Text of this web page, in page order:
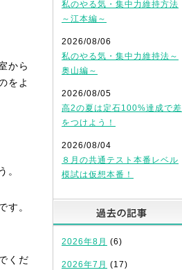
から
をよ
。
す。
くだ
私のやる気・集中力維持方法
～江本編～
2026/08/06
私のやる気・集中力維持法～
奥山編～
2026/08/05
高2の夏は定石100%達成で差
をつけよう！
2026/08/04
８月の共通テスト本番レベル
模試は仮想本番！
2026年8月 (6)
2026年7月 (17)